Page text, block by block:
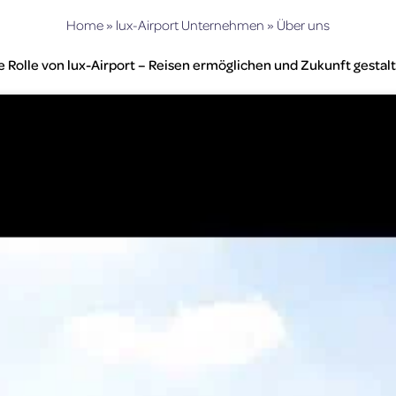
Home » lux-Airport Unternehmen » Über uns
Rolle von lux-Airport – Reisen ermöglichen und Zukunft